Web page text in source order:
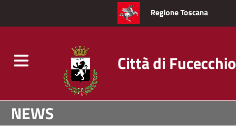
SaltaNEWS
Regione Toscana
Toggle
Città di Fucecchio